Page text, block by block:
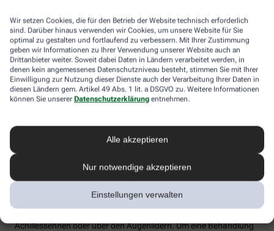
Wir setzen Cookies, die für den Betrieb der Website technisch erforderlich
sind. Darüber hinaus verwenden wir Cookies, um unsere Website für Sie
optimal zu gestalten und fortlaufend zu verbessern. Mit Ihrer Zustimmung
geben wir Informationen zu Ihrer Verwendung unserer Website auch an
Drittanbieter weiter. Soweit dabei Daten in Ländern verarbeitet werden, in
denen kein angemessenes Datenschutzniveau besteht, stimmen Sie mit Ihrer
Einwilligung zur Nutzung dieser Dienste auch der Verarbeitung Ihrer Daten in
diesen Ländern gem. Artikel 49 Abs. 1 lit. a DSGVO zu. Weitere Informationen
können Sie unserer Datenschutzerklärung entnehmen.
Alle akzeptieren
Nur notwendige akzeptieren
Einstellungen verwalten
Hypercholesterinämie (FH) haben jedoch schon von Geburt an
erhöhte Blutfettwerte. Bei der erblich bedingten
Stoffwechselerkrankung sammelt sich durch einen Gendefekt
sehr viel LDL-Cholesterin im Blut an (über 190 bis 500 mg/dl) und
lagert sich an den Wänden der Arterien und Venen ab. Betroffene
entwickeln oft schon im jungen Erwachsenenalter eine
Arteriosklerose.
bis zur Menopause durch Hormone besser geschützt, bei ihnen
sind es rund 30 Prozent bis zum Alter von 60 Jahren. Die familiäre
Hypercholesterinämie kommt bei etwa einer von 300 Personen
vor. Sind in der Familie Fälle von frühen Herzinfarkten, Stents oder
Bypass-Operationen bekannt, sollte man sein Cholesterin
dringend überprüfen lassen. Anzeichen können auch gelbliche
Achillessehnen oder über den Augenlidern. Um eine Behandlung